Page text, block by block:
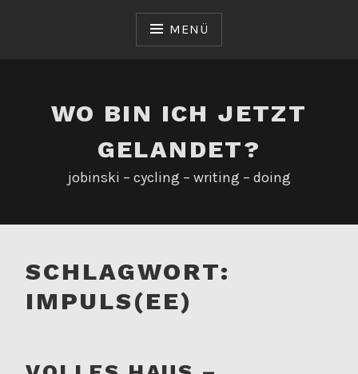
MENÜ
WO BIN ICH JETZT
GELANDET?
jobinski – cycling – writing – doing
SCHLAGWORT:
IMPULS(EE)